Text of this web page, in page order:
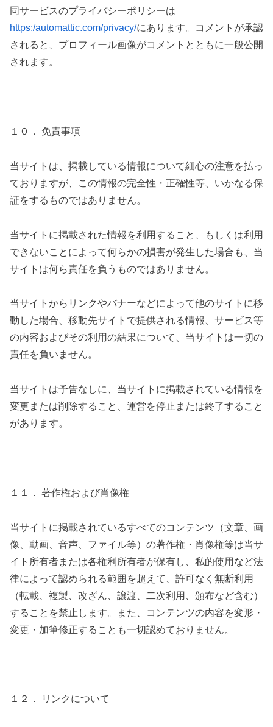
同サービスのプライバシーポリシーは
https:/automattic.com/privacy/にあります。コメントが承認
されると、プロフィール画像がコメントとともに一般公開
されます。
１０． 免責事項
当サイトは、掲載している情報について細心の注意を払っ
ておりますが、この情報の完全性・正確性等、いかなる保
証をするものではありません。
当サイトに掲載された情報を利用すること、もしくは利用
できないことによって何らかの損害が発生した場合も、当
サイトは何ら責任を負うものではありません。
当サイトからリンクやバナーなどによって他のサイトに移
動した場合、移動先サイトで提供される情報、サービス等
の内容およびその利用の結果について、当サイトは一切の
責任を負いません。
当サイトは予告なしに、当サイトに掲載されている情報を
変更または削除すること、運営を停止または終了すること
があります。
１１． 著作権および肖像権
当サイトに掲載されているすべてのコンテンツ（文章、画
像、動画、音声、ファイル等）の著作権・肖像権等は当サ
イト所有者または各権利所有者が保有し、私的使用など法
律によって認められる範囲を超えて、許可なく無断利用
（転載、複製、改ざん、譲渡、二次利用、頒布など含む）
することを禁止します。また、コンテンツの内容を変形・
変更・加筆修正することも一切認めておりません。
１２． リンクについて